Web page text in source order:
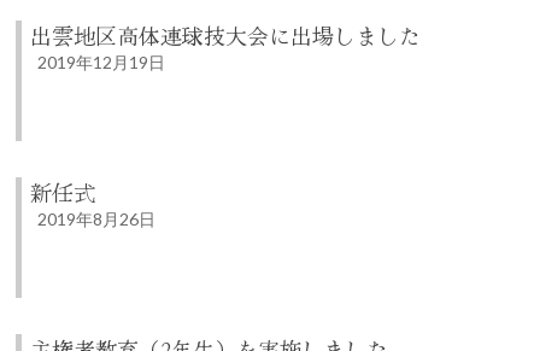
出雲地区高体連球技大会に出場しました
2019年12月19日
新任式
2019年8月26日